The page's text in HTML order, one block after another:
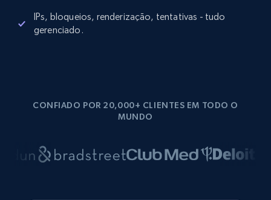
IPs, bloqueios, renderização, tentativas - tudo
gerenciado.
CONFIADO POR 20,000+ CLIENTES EM TODO O
MUNDO